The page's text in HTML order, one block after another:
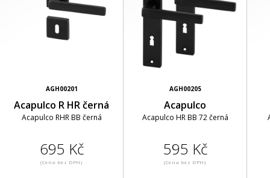
AGH00201
Acapulco R HR černá
Acapulco RHR BB černá
695 Kč
(Cena bez DPH)
AGH00205
Acapulco
Acapulco HR BB 72 černá
595 Kč
(Cena bez DPH)